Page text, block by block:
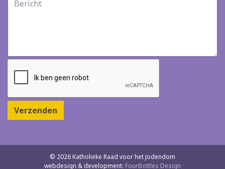
Verzenden
© 2026 Katholieke Raad voor het Jodendom
webdesign & development: FourBottles Design